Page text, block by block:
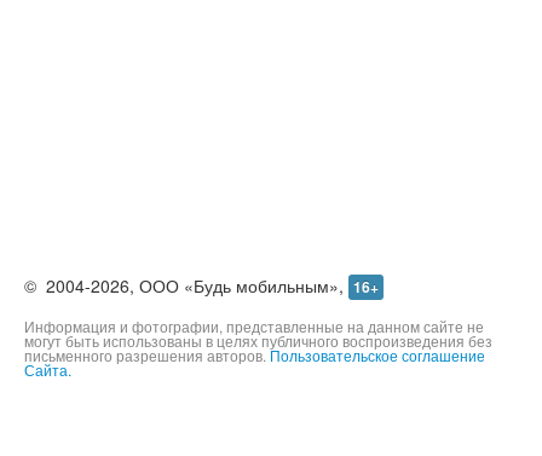
© 2004-2026, ООО «Будь мобильным», 16+
Информация и фотографии, представленные на данном сайте не
могут быть использованы в целях публичного воспроизведения без
письменного разрешения авторов. Пользовательское соглашение
Сайта.